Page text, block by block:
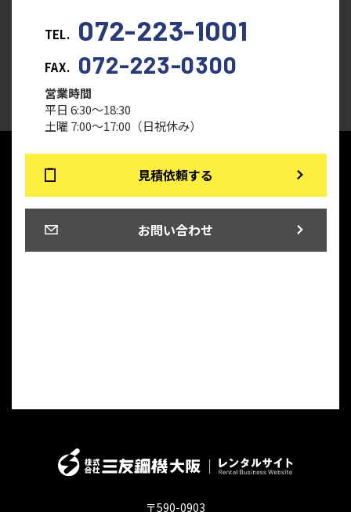
TEL. 072-223-1001
FAX. 072-223-0300
営業時間
平日 6:30～18:30
土曜 7:00～17:00（日祝休み）
見積依頼する
お問い合わせ
〒590-0903